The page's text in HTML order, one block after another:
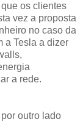
os clientes
vez a proposta
no caso da
a Tesla a dizer
a rede.
outro lado